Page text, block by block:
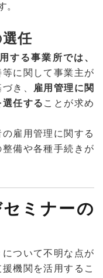
。
選任
する事業所では、
等に関して事業主が
き、
雇用管理に関
任する ことが求め
雇用管理に関する
備や各種手続きが
セミナーの
ついて不明な点が
機関を活用するこ